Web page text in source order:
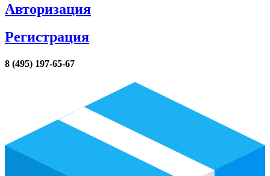
Авторизация
Регистрация
8 (495) 197-65-67